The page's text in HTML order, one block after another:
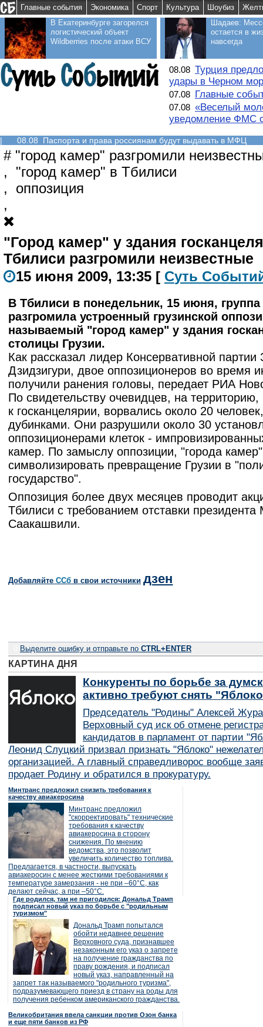
Главные события Экономика Спорт Культура Шоубиз
В Екатеринбурге загорелся
логистический объект
Wildberries после атаки ВСУ
Шадаев:
остается в
навсегда
08.08 Турция
удары в Черном
07.08 Главные
07.08 «Веселый
уведомление ФМС
| 08.08 Паспорта и права россиянам будут выдавать в МФЦ
# "город камер" разгромили
, "город камер" в Тбилиси
, оппозиция
,
"Город камер" у здания
Тбилиси разгромили неизвестные
15 июня 2009, 13:35 [ Суть Соб
В Тбилиси в понедельник, 15 июня,
разгромила устроенный грузинской
называемый "город камер" у здания
столицы Грузии.
Как рассказал лидер Консервативной партии
Дзидзигури, двое оппозиционеров во время
получили ранения головы, передает РИА
По свидетельству очевидцев, на
к госканцелярии, ворвались около 20
дубинками. Они разрушили около 30
оппозиционерами клеток -
камер. По замыслу оппозиции, "города
символизировать превращение Грузии в
государство".
Оппозиция более двух месяцев проводит
Тбилиси с требованием отставки
Саакашвили.
Добавляйте CСб в свои источники дзен
Выделите ошибку и отправьте по CTRL+ENTER
КАРТИНА ДНЯ
Конкуренты по борьбе за
активно требуют снять
Председатель "Родины" Алексей
Верховный суд иск об отмене
кандидатов в парламент от партии
Леонид Слуцкий призвал признать "Яблоко"
организацией. А главный справедливорос вообще
продает Родину и обратился в прокуратуру.
Минтранс предложил снизить требования к
качеству авиакеросина
Минтранс предложил
"скорректировать" технические
требования к качеству
авиакеросина в сторону
снижения. По мнению
ведомства, это позволит
увеличить количество топлива.
Предлагается, в частности, выпускать
авиакеросин с менее жесткими требованиями к
температуре замерзания - не при –60°C, как
делают сейчас, а при –50°C.
Где родился, там не пригодился: Дональд Трамп
подписал новый указ по борьбе с "родильным
туризмом"
Дональд Трамп попытался
обойти недавнее решение
Верховного суда, признавшее
незаконным его указ о запрете
на получение гражданства по
праву рождения, и подписал
новый указ, направленный на
запрет так называемого "родильного туризма",
подразумевающего приезд в страну на роды для
получения ребенком американского гражданства.
Великобритания ввела санкции против Озон банка
и еще пяти банков из РФ